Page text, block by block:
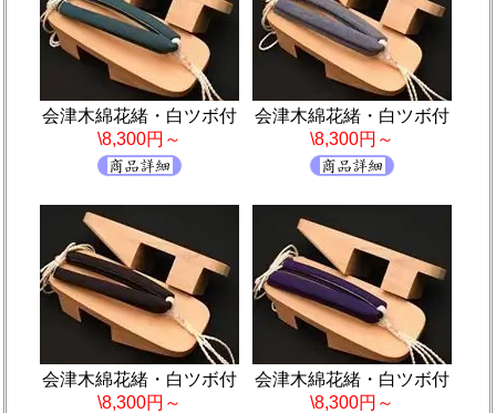
会津木綿花緒・白ツボ付
\8,300円～
会津木綿花緒・白ツボ付
\8,300円～
会津木綿花緒・白ツボ付
\8,300円～
会津木綿花緒・白ツボ付
\8,300円～